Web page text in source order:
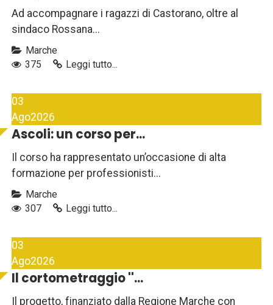
Ad accompagnare i ragazzi di Castorano, oltre al
sindaco Rossana...
Marche
375
Leggi tutto...
03
Ago2026
Ascoli: un corso per...
Il corso ha rappresentato un’occasione di alta
formazione per professionisti...
Marche
307
Leggi tutto...
03
Ago2026
Il cortometraggio ''...
Il progetto, finanziato dalla Regione Marche con